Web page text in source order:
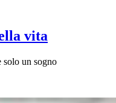
vita
solo un sogno